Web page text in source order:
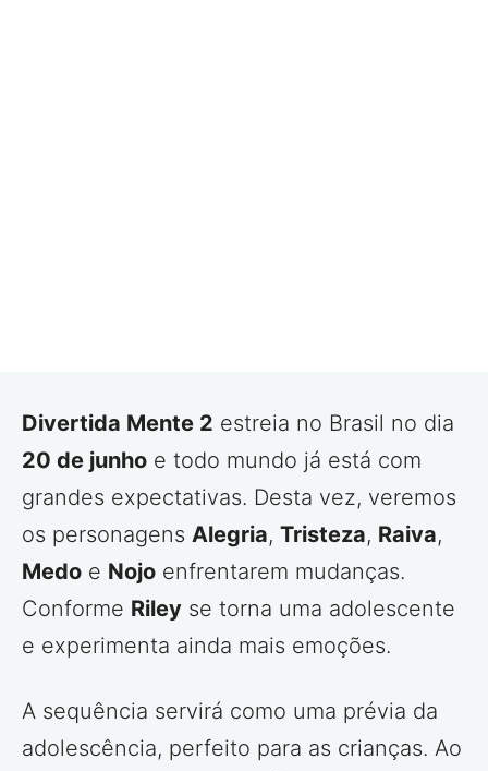
Divertida Mente 2 estreia no Brasil no dia
20 de junho e todo mundo já está com
grandes expectativas. Desta vez, veremos
os personagens Alegria, Tristeza, Raiva,
Medo e Nojo enfrentarem mudanças.
Conforme Riley se torna uma adolescente
e experimenta ainda mais emoções.
A sequência servirá como uma prévia da
adolescência, perfeito para as crianças. Ao